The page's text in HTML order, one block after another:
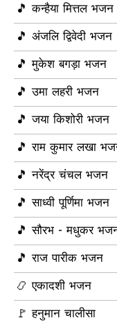
🎵 कन्हैया मित्तल भजन
🎵 अंजलि द्विवेदी भजन
🎵 मुकेश बगड़ा भजन
🎵 उमा लहरी भजन
🎵 जया किशोरी भजन
🎵 राम कुमार लखा
🎵 नरेंद्र चंचल भजन
🎵 साध्वी पूर्णिमा भजन
🎵 सौरभ - मधुकर
🎵 राज पारीक भजन
📿 एकादशी भजन
🚩 हनुमान चालीसा